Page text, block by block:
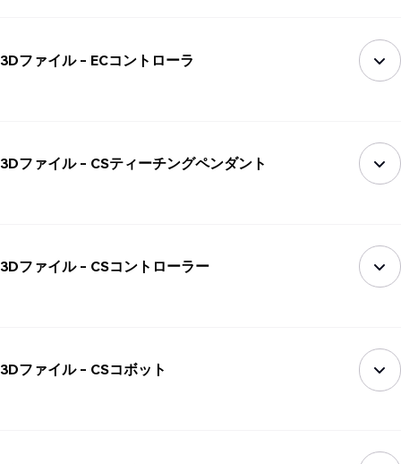
3Dファイル - ECコントローラ
3Dファイル - CSティーチングペンダント
3Dファイル - CSコントローラー
3Dファイル - CSコボット